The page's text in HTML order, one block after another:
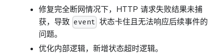
修复完全断网情况下，HTTP 请求失败结果未捕
获，导致 event 状态卡住且无法响应后续事件的
问题。
优化内部逻辑，新增状态超时逻辑。